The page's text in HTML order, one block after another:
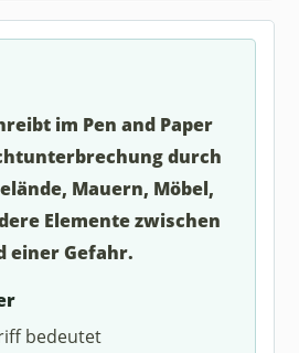
im Pen and Paper
durch
Mauern, Möbel,
Elemente zwischen
einer Gefahr.
bedeutet